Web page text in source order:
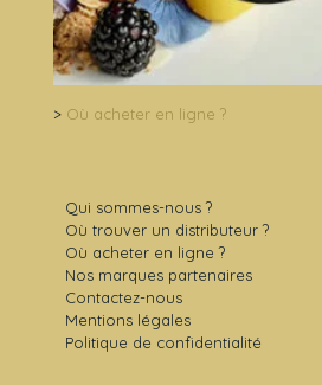
> Où acheter en ligne ?
Qui sommes-nous ?
Où trouver un distributeur ?
Où acheter en ligne ?
Nos marques partenaires
Contactez-nous
Mentions légales
Politique de confidentialité